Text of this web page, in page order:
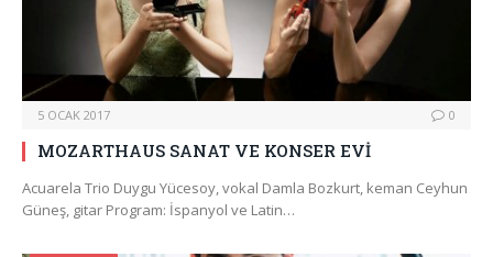
5 OCAK 2017 0
MOZARTHAUS SANAT VE KONSER EVİ
Acuarela Trio Duygu Yücesoy, vokal Damla Bozkurt, keman Ceyhun
Güneş, gitar Program: İspanyol ve Latin…